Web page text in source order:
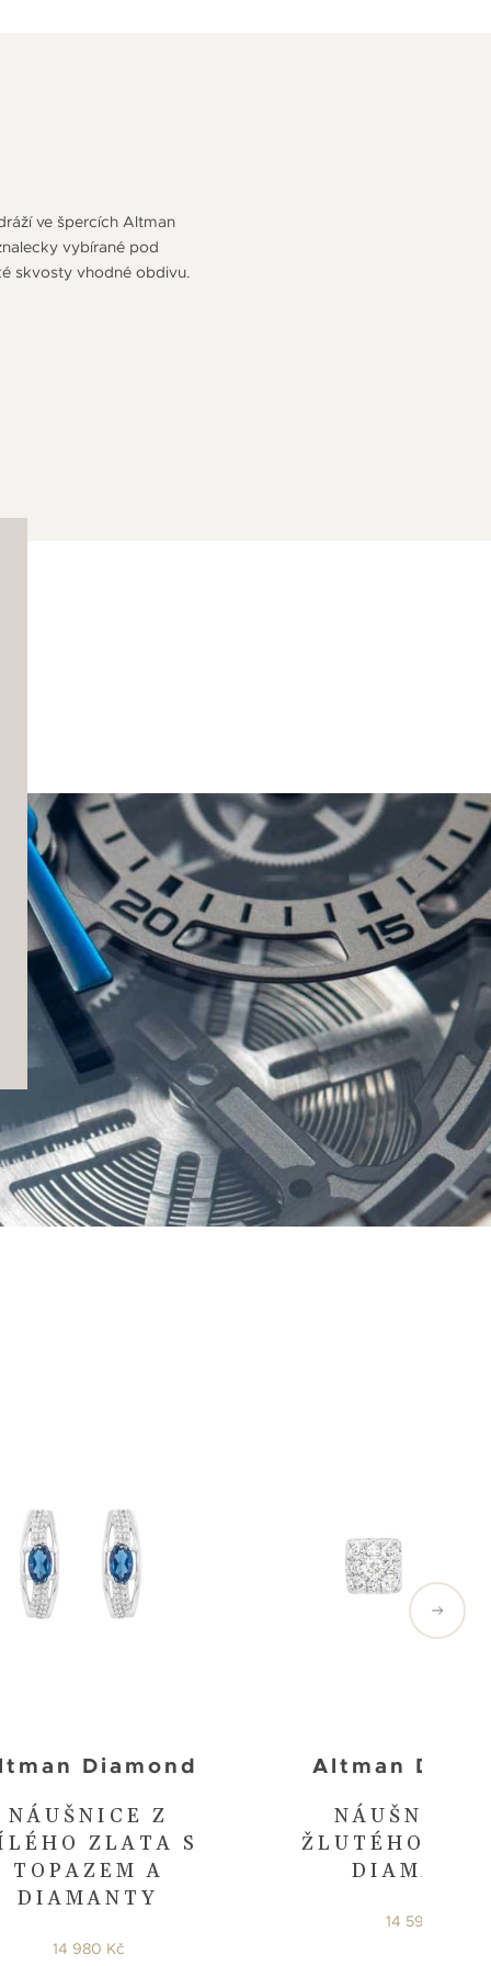
ve špercích Altman
vybírané pod
skvosty vhodné obdivu.
NÁUŠNICE Z
ZLATA S
TOPAZEM A
DIAMANTY
Diamond
14 980 Kč
NÁUŠNICE
ŽLUTÉHO
Altman
14 590 Kč